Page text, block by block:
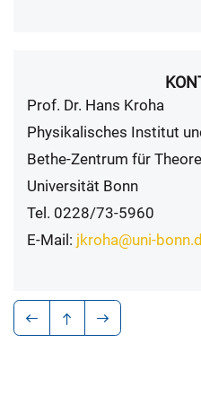
Prof. Dr. Hans Kroha
Physikalisches Institut
Bethe-Zentrum für
Universität Bonn
Tel. 0228/73-5960
E-Mail: jkroha@uni-